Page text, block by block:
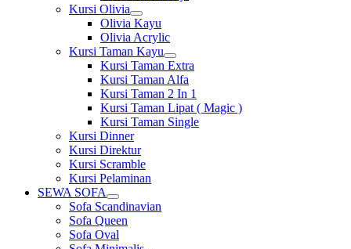
Kursi Olivia
Show
sub
menu
Olivia Kayu
Olivia Acrylic
Kursi Taman Kayu
Show
sub
menu
Kursi Taman Extra
Kursi Taman Alfa
Kursi Taman 2 In 1
Kursi Taman Lipat ( Magic )
Kursi Taman Single
Kursi Dinner
Kursi Direktur
Kursi Scramble
Kursi Pelaminan
SEWA SOFA
Show
sub
menu
Sofa Scandinavian
Sofa Queen
Sofa Oval